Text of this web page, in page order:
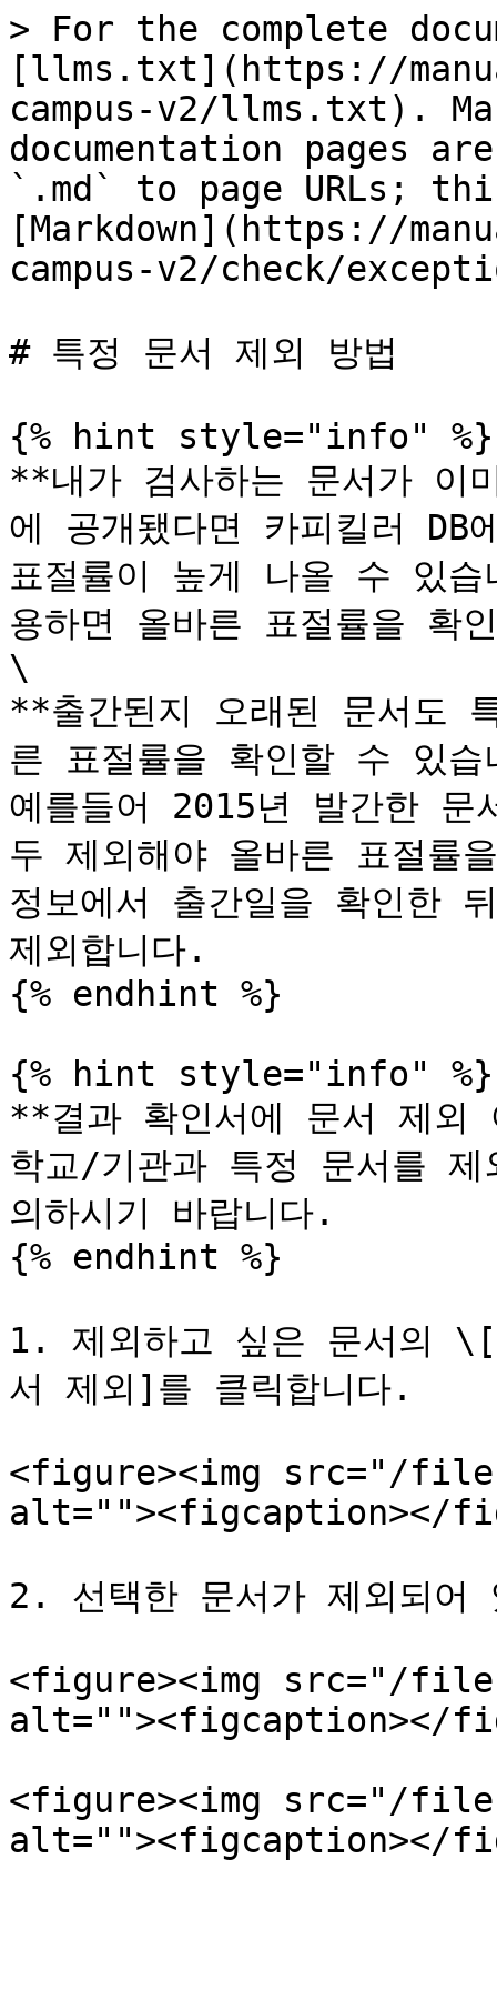
> For the complete
[llms.txt](https://
campus-v2/llms.txt).
documentation pages
`.md` to page URLs;
[Markdown](https://
campus-v2/check/
# 특정 문서 제외 방법
{% hint style="info" %}
**내가 검사하는 문서가 이
에 공개됐다면 카피킬러
표절률이 높게 나올 수 있
용하면 올바른 표절률을 확
\
**출간된지 오래된 문서도
른 표절률을 확인할 수 있
예를들어 2015년 발간한
두 제외해야 올바른 표절률
정보에서 출간일을 확인한
제외합니다.
{% endhint %}
{% hint style="info" %}
**결과 확인서에 문서 제
학교/기관과 특정 문서를
의하시기 바랍니다.
{% endhint %}
1. 제외하고 싶은 문서의
서 제외]를 클릭합니다.
<figure><img src="/
alt=""><figcaption></
2. 선택한 문서가 제외되어
<figure><img src="/files/
alt=""><figcaption></
<figure><img src="/files/